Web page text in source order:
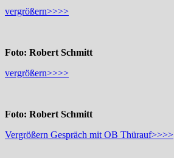
vergrößern>>>>
Foto: Robert Schmitt
vergrößern>>>>
Foto: Robert Schmitt
Vergrößern Gespräch mit OB Thürauf>>>>